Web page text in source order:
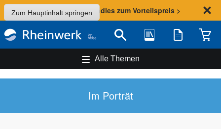
Zum Hauptinhalt springen
Sommer-Aktion: Bundles zum Vorteilspreis >
Suche Bibliothek Merkliste
Alle Themen
Im Porträt